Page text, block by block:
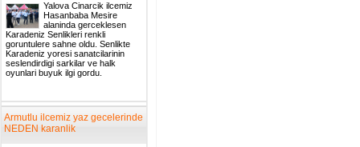
Yalova Cinarcik ilcemiz
Hasanbaba Mesire
alaninda gerceklesen
Karadeniz Senlikleri renkli
goruntulere sahne oldu. Senlikte
Karadeniz yoresi sanatcilarinin
seslendirdigi sarkilar ve halk
oyunlari buyuk ilgi gordu.
Armutlu ilcemiz yaz gecelerinde
NEDEN karanlik